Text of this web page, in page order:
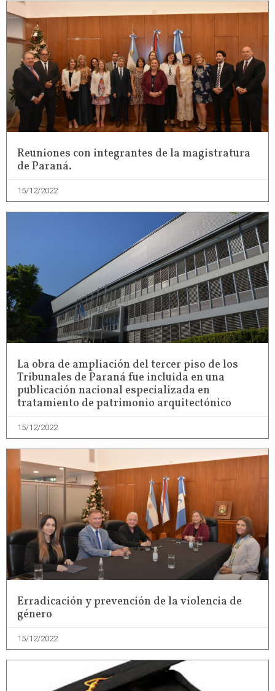
Reuniones con integrantes de la magistratura
de Paraná.
15/12/2022
La obra de ampliación del tercer piso de los
Tribunales de Paraná fue incluida en una
publicación nacional especializada en
tratamiento de patrimonio arquitectónico
15/12/2022
Erradicación y prevención de la violencia de
género
15/12/2022